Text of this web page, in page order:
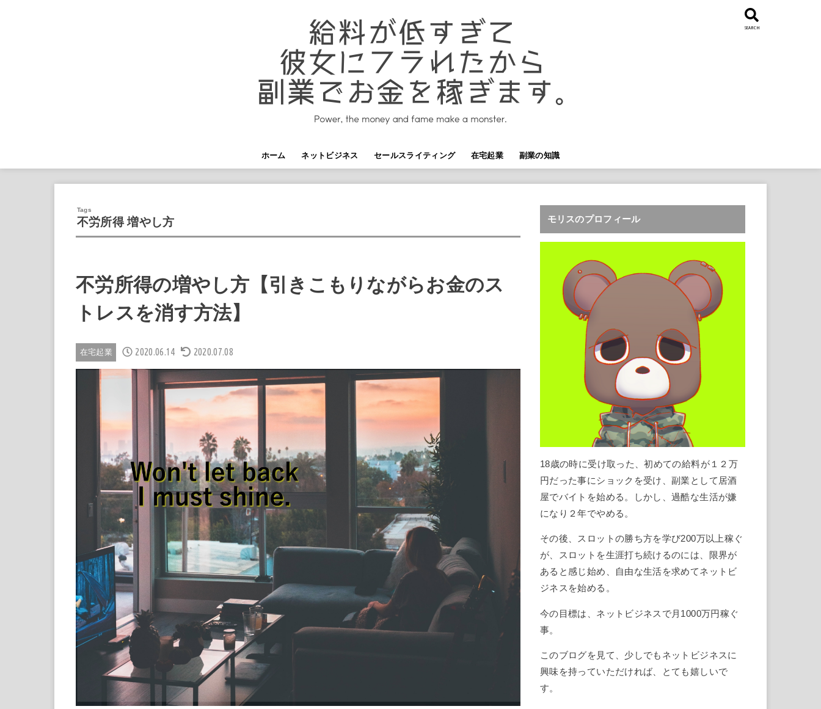
ホーム ネットビジネス セールスライティング 在宅起業 副業の知識
SEARCH
不労所得 増やし方
不労所得の増やし方【引きこもりながらお金のス
トレスを消す方法】
在宅起業 2020.06.14 2020.07.08
モリスのプロフィール
18歳の時に受け取った、初めての給料が１２万
円だった事にショックを受け、副業として居酒
屋でバイトを始める。しかし、過酷な生活が嫌
になり２年でやめる。
その後、スロットの勝ち方を学び200万以上稼ぐ
が、スロットを生涯打ち続けるのには、限界が
あると感じ始め、自由な生活を求めてネットビ
ジネスを始める。
今の目標は、ネットビジネスで月1000万円稼ぐ
事。
このブログを見て、少しでもネットビジネスに
興味を持っていただければ、とても嬉しいで
す。